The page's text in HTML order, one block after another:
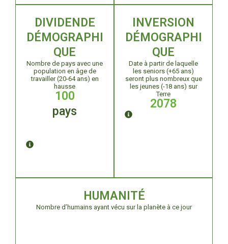
DIVIDENDE
DÉMOGRAPHI
QUE
Nombre de pays avec une
population en âge de
travailler (20-64 ans) en
hausse
100
pays
INVERSION
DÉMOGRAPHI
QUE
Date à partir de laquelle
les seniors (+65 ans)
seront plus nombreux que
les jeunes (-18 ans) sur
Terre
2078
HUMANITÉ
Nombre d’humains ayant vécu sur la planète à ce jour